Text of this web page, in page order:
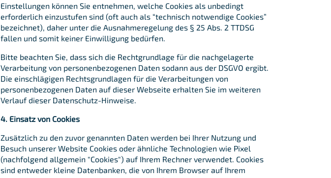
Einstellungen können Sie entnehmen, welche Cookies als unbedingt
erforderlich einzustufen sind (oft auch als “technisch notwendige Cookies”
bezeichnet), daher unter die Ausnahmeregelung des § 25 Abs. 2 TTDSG
fallen und somit keiner Einwilligung bedürfen.
Bitte beachten Sie, dass sich die Rechtgrundlage für die nachgelagerte
Verarbeitung von personenbezogenen Daten sodann aus der DSGVO ergibt.
Die einschlägigen Rechtsgrundlagen für die Verarbeitungen von
personenbezogenen Daten auf dieser Webseite erhalten Sie im weiteren
Verlauf dieser Datenschutz-Hinweise.
4. Einsatz von Cookies
Zusätzlich zu den zuvor genannten Daten werden bei Ihrer Nutzung und
Besuch unserer Website Cookies oder ähnliche Technologien wie Pixel
(nachfolgend allgemein "Cookies") auf Ihrem Rechner verwendet. Cookies
sind entweder kleine Datenbanken, die von Ihrem Browser auf Ihrem